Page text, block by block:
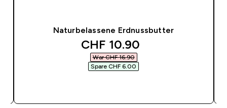
Naturbelassene Erdnussbutter
discounted price
CHF 10.90‎
War CHF 16.90‎
Spare CHF 6.00‎